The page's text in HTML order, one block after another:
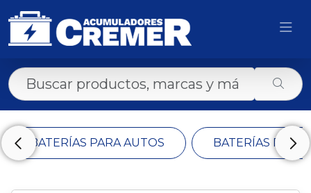
BATERÍAS PARA AUTOS BATERÍAS PARA